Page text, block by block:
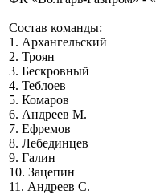
Состав команды:
1. Архангельский
2. Троян
3. Бескровный
4. Теблоев
5. Комаров
6. Андреев М.
7. Ефремов
8. Лебединцев
9. Галин
10. Зацепин
11. Андреев С.